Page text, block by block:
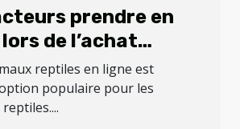
prendre en
de l’achat
reptiles en ligne
reptiles en ligne est
populaire pour les